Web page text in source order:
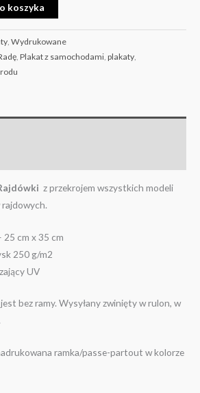
koszyka
Wydrukowane
Plakat z samochodami plakaty
z przekrojem wszystkich modeli
25 cm x 35 cm
250 g/m2
UV
bez ramy. Wysyłany zwinięty w rulon, w
ramka/passe-partout w kolorze